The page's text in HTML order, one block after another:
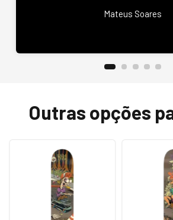
Mateus Soares
Outras opções